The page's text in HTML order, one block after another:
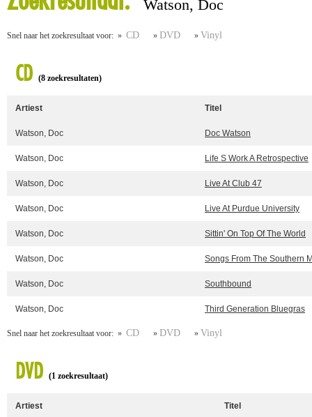
Watson, Doc
Snel naar het zoekresultaat voor: » CD » DVD » Vinyl
CD (8 zoekresultaten)
Artiest Titel
Watson, Doc Doc Watson
Watson, Doc Life S Work A Retrospective
Watson, Doc Live At Club 47
Watson, Doc Live At Purdue University
Watson, Doc Sittin' On Top Of The World
Watson, Doc Songs From The Southern
Watson, Doc Southbound
Watson, Doc Third Generation Bluegras
Snel naar het zoekresultaat voor: » CD » DVD » Vinyl
DVD (1 zoekresultaat)
Artiest Titel